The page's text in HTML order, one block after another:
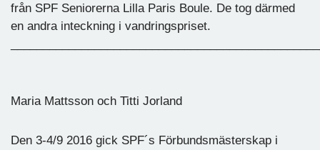
från SPF Seniorerna Lilla Paris Boule. De tog därmed
en andra inteckning i vandringspriset.
Maria Mattsson och Titti Jorland
Den 3-4/9 2016 gick SPF´s Förbundsmästerskap i